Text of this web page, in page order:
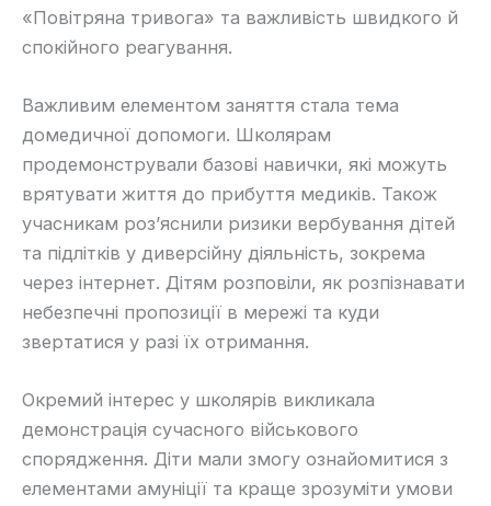
«Повітряна тривога» та важливість швидкого й
спокійного реагування.
Важливим елементом заняття стала тема
домедичної допомоги. Школярам
продемонстрували базові навички, які можуть
врятувати життя до прибуття медиків. Також
учасникам роз’яснили ризики вербування дітей
та підлітків у диверсійну діяльність, зокрема
через інтернет. Дітям розповіли, як розпізнавати
небезпечні пропозиції в мережі та куди
звертатися у разі їх отримання.
Окремий інтерес у школярів викликала
демонстрація сучасного військового
спорядження. Діти мали змогу ознайомитися з
елементами амуніції та краще зрозуміти умови